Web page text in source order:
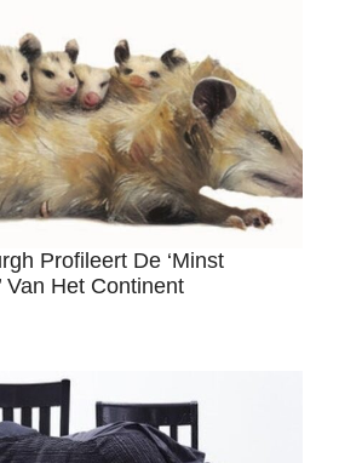
Profileert De ‘minst
Van Het Continent